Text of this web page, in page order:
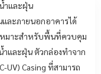
ำและฝุ่น
ละภายนอกอาคารได้
หมาะสำหรับพื้นที่ควบคุม
และฝุ่น ตัวกล่องทำจาก
UV) Casing ที่สามารถ